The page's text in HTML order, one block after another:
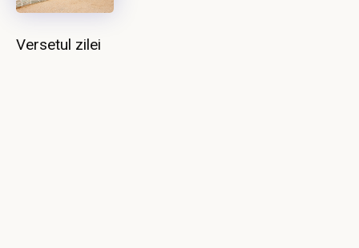
Versetul zilei